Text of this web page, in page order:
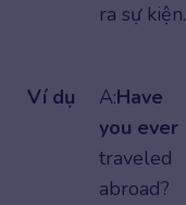
ra sự kiện.
Ví dụ
A:Have
you ever
traveled
abroad?